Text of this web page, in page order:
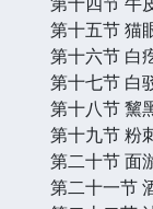
第十五节 猫
第十六节 白
第十七节 白
第十八节 黧
第十九节 粉
第二十节 面
第二十一节